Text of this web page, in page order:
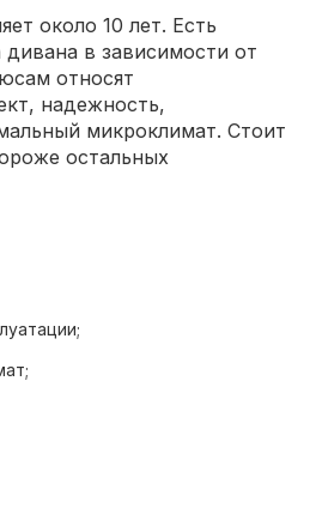
около 10 лет. Есть
в зависимости от
относят
надежность,
микроклимат. Стоит
остальных